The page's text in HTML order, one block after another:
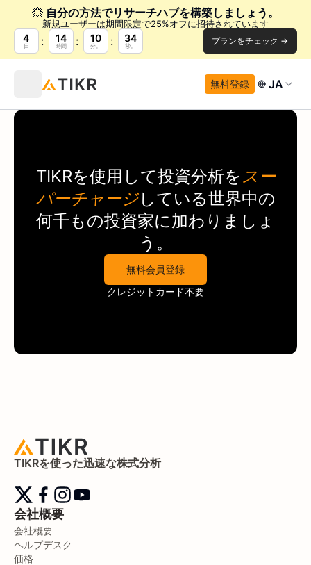
💥 自分の方法でリサーチハブを構築しましょう。
新規ユーザーは期間限定で25%オフに招待されています
4
日
14
時間
10
分。
34
秒。 プランをチェック →
無料登録 JA
TIKRを使用して投資分析をスー
パーチャージしている世界中の
何千もの投資家に加わりましょ
う。
無料会員登録
クレジットカード不要
TIKRを使った迅速な株式分析
会社概要
会社概要
ヘルプデスク
価格